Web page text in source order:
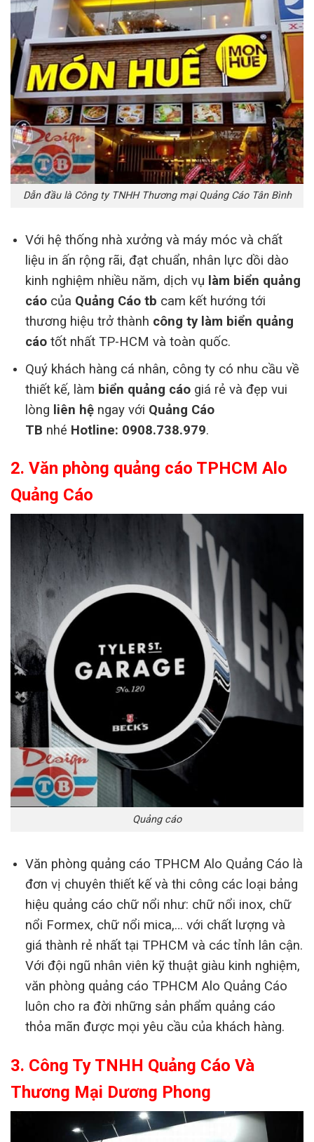
Dẫn đầu là Công ty TNHH Thương mại Quảng Cáo Tân Bình
Với hệ thống nhà xưởng và máy móc và chất
liệu in ấn rộng rãi, đạt chuẩn, nhân lực dồi dào
kinh nghiệm nhiều năm, dịch vụ làm biển quảng
cáocủa Quảng Cáo tb cam kết hướng tới
thương hiệu trở thành công ty làm biển quảng
cáotốt nhất TP-HCM và toàn quốc.
Quý khách hàng cá nhân, công ty có nhu cầu về
thiết kế, làm biển quảng cáogiá rẻ và đẹp vui
lòng liên hệngay với Quảng Cáo
TB nhé Hotline: 0908.738.979.
2. Văn phòng quảng cáo TPHCM Alo
Quảng Cáo
Quảng cáo
Văn phòng quảng cáo TPHCM Alo Quảng Cáo là
đơn vị chuyên thiết kế và thi công các loại bảng
hiệu quảng cáo chữ nổi như: chữ nổi inox, chữ
nổi Formex, chữ nổi mica,… với chất lượng và
giá thành rẻ nhất tại TPHCM và các tỉnh lân cận.
Với đội ngũ nhân viên kỹ thuật giàu kinh nghiệm,
văn phòng quảng cáo TPHCM Alo Quảng Cáo
luôn cho ra đời những sản phẩm quảng cáo
thỏa mãn được mọi yêu cầu của khách hàng.
3. Công Ty TNHH Quảng Cáo Và
Thương Mại Dương Phong